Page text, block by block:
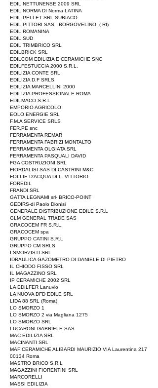
EDIL NETTUNENSE 2009 SRL
EDIL NORMA DI Norma LATINA
EDIL PELLET SRL SUBIACO
EDIL PITTORI SAS BORGOVELINO ( RI)
EDIL ROMANINA
EDIL SUD
EDIL TRIMBRICO SRL
EDILBRICK SRL
EDILCOM EDILIZIA E CERAMICHE SNC
EDILFESTUCCIA 2000 S.R.L.
EDILIZIA CONTE SRL
EDILIZIA D.F SRLS
EDILIZIA MARCELLINI 2000
EDILIZIA PROFESSIONALE ROMA
EDILMACO S.R.L.
EMPORIO AGRICOLO
EOLO ENERGIE SRL
F.M.A SERVICE SRLS
FER.PE snc
FERRAMENTA REMAR
FERRAMENTA FABRIZI MONTALTO
FERRAMENTA OLGIATA SRL
FERRAMENTA PASQUALI DAVID
FGA COSTRUZIONI SRL
FIORDALISI SAS DI CASTRINI M&C
FOLLIE D'ACQUA DI L. VITTORIO
FOREDIL
FRANDI SRL
GATTA LEGNAMI srl- BRICO-POINT
GEDIRS-di Paolo Dionisi
GENERALE DISTRIBUZIONE EDILE S.R.L
GLM GENERAL TRADE SAS
GRACOCEM FR S.R.L.
GRACOCEM spa
GRUPPO CATINI S.R.L
GRUPPO CM SRLS
I SMORZISTI SRL
IDRAULICA GAZOMETRO DI DANIELE DI PIETRO
IL CHIODO FISSO SRL
IL MAGAZZINO SRL
IP CERAMICHE 2002 SRL
LA EDILFER Lanuvio
LA NUOVA DFD EDILE SRL
LIDA 88 SRL (Roma)
LO SMORZO 1
LO SMORZO 2 via Magliana 1275
LO SMORZO SRL
LUCARONI GABRIELE SAS
MAC EDILIZIA SRL
MACINANTI SRL
MAF CERAMICHE ALIBARDI MAURIZIO VIA Laurentina 217
00134 Roma
MASTRO BRICO S.R.L
MAGAZZINI FIORENTINI SRL
MARCORELLI
MASSI EDILIZIA